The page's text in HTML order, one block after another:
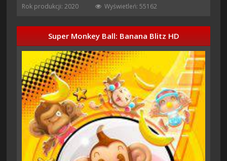
Rok produkcji: 2020 Wyświetleń: 55162
Super Monkey Ball: Banana Blitz HD